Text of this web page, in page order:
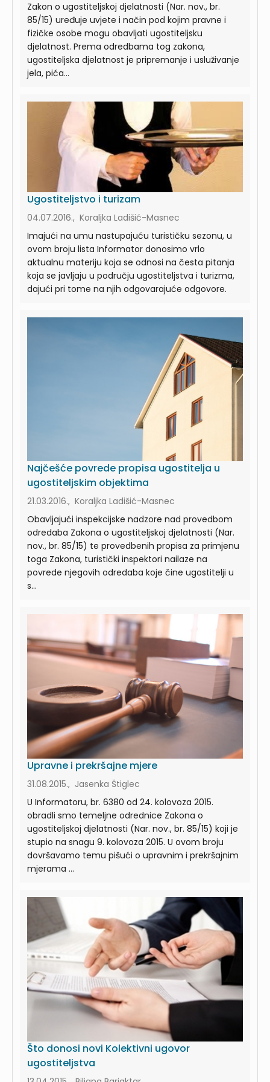
Zakon o ugostiteljskoj djelatnosti (Nar. nov., br.
85/15) uređuje uvjete i način pod kojim pravne i
fizičke osobe mogu obavljati ugostiteljsku
djelatnost. Prema odredbama tog zakona,
ugostiteljska djelatnost je pripremanje i usluživanje
jela, pića...
Ugostiteljstvo i turizam
04.07.2016., Koraljka Ladišić-Masnec
Imajući na umu nastupajuću turističku sezonu, u
ovom broju lista Informator donosimo vrlo
aktualnu materiju koja se odnosi na česta pitanja
koja se javljaju u području ugostiteljstva i turizma,
dajući pri tome na njih odgovarajuće odgovore.
Najčešće povrede propisa ugostitelja u
ugostiteljskim objektima
21.03.2016., Koraljka Ladišić-Masnec
Obavljajući inspekcijske nadzore nad provedbom
odredaba Zakona o ugostiteljskoj djelatnosti (Nar.
nov., br. 85/15) te provedbenih propisa za primjenu
toga Zakona, turistički inspektori nailaze na
povrede njegovih odredaba koje čine ugostitelji u
s...
Upravne i prekršajne mjere
31.08.2015., Jasenka Štiglec
U Informatoru, br. 6380 od 24. kolovoza 2015.
obradli smo temeljne odrednice Zakona o
ugostiteljskoj djelatnosti (Nar. nov., br. 85/15) koji je
stupio na snagu 9. kolovoza 2015. U ovom broju
dovršavamo temu pišući o upravnim i prekršajnim
mjerama ...
Što donosi novi Kolektivni ugovor
ugostiteljstva